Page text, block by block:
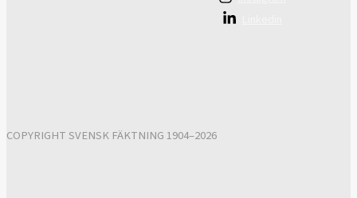
COPYRIGHT SVENSK FÄKTNING 1904–2026